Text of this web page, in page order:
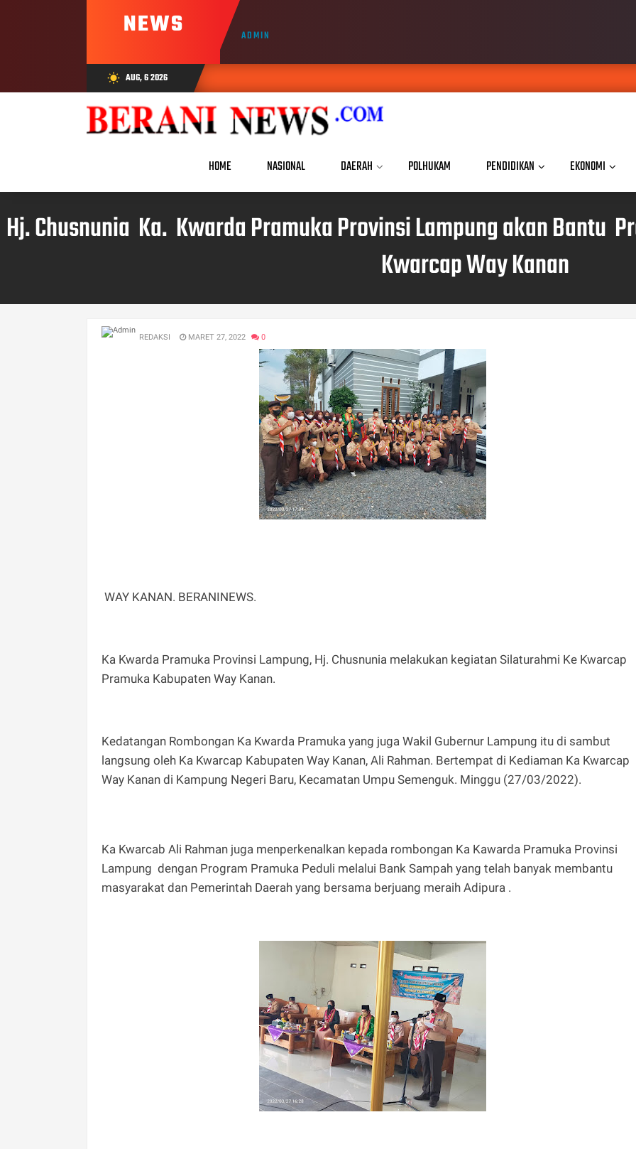
NEWS ADMIN
wb_sunny AUG, 6 2026
HOME NASIONAL DAERAH POLHUKAM PENDIDIKAN EKONOMI
Hj. Chusnunia Ka. Kwarda Pramuka Provinsi Lampung akan Bantu
Kwarcap Way Kanan
REDAKSI MARET 27, 2022 0
WAY KANAN. BERANINEWS.
Ka Kwarda Pramuka Provinsi Lampung, Hj. Chusnunia melakukan kegiatan Silaturahmi Ke Kwarcap
Pramuka Kabupaten Way Kanan.
Kedatangan Rombongan Ka Kwarda Pramuka yang juga Wakil Gubernur Lampung itu di sambut
langsung oleh Ka Kwarcap Kabupaten Way Kanan, Ali Rahman. Bertempat di Kediaman Ka Kwarcap
Way Kanan di Kampung Negeri Baru, Kecamatan Umpu Semenguk. Minggu (27/03/2022).
Ka Kwarcab Ali Rahman juga menperkenalkan kepada rombongan Ka Kawarda Pramuka Provinsi
Lampung dengan Program Pramuka Peduli melalui Bank Sampah yang telah banyak membantu
masyarakat dan Pemerintah Daerah yang bersama berjuang meraih Adipura .